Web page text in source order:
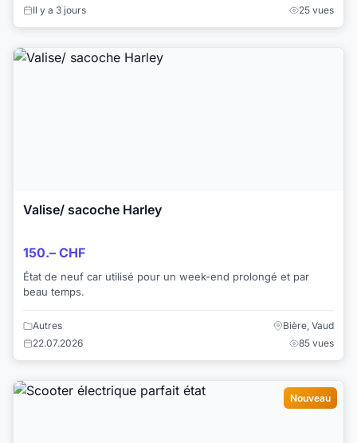
Il y a 3 jours 25 vues
Valise/ sacoche Harley
150.– CHF
État de neuf car utilisé pour un week-end prolongé et par
beau temps.
Autres
Bière, Vaud
22.07.2026
85 vues
Nouveau